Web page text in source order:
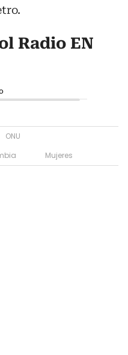
Radio EN
ONU
Mujeres